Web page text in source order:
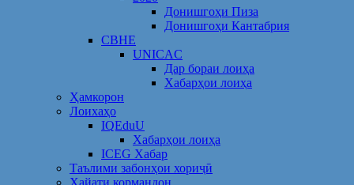
Донишгоҳи Пиза
Донишгоҳи Кантабрия
CBHE
UNICAC
Дар бораи лоиҳа
Хабарҳои лоиҳа
Ҳамкорон
Лоихаҳо
IQEduU
Хабарҳои лоиҳа
ICEG Хабар
Таълими забонҳои хориҷӣ
Ҳайати кормандон